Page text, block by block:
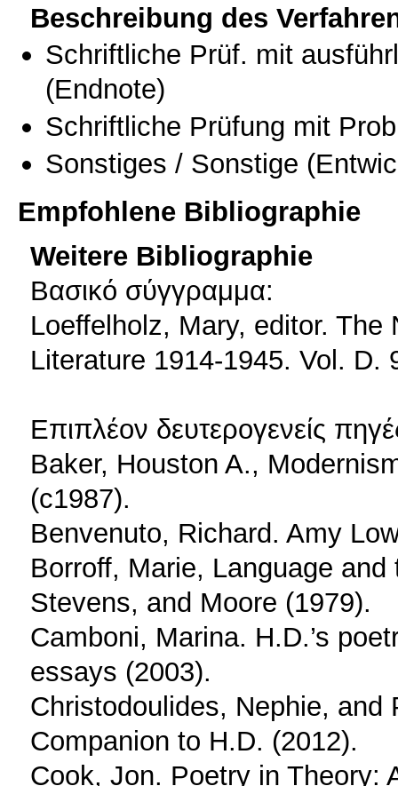
Beschreibung des
Schriftliche Prüf. mit
(Endnote)
Schriftliche Prüfung mit
Sonstiges / Sonstige
Empfohlene Bibliographie
Weitere Bibliographie
Βασικό σύγγραμμα:
Loeffelholz, Mary, editor.
Literature 1914-1945. Vol. D.
Επιπλέον δευτερογενείς
Baker, Houston A.,
(c1987).
Benvenuto, Richard. Amy
Borroff, Marie, Language
Stevens, and Moore (1979).
Camboni, Marina. H.D.’s
essays (2003).
Christodoulides, Nephie, and
Companion to H.D. (2012).
Cook, Jon. Poetry in Theory: